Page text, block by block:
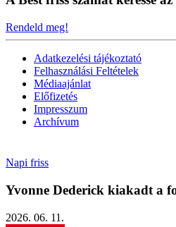
Rendeld meg!
Adatkezelési tájékoztató
Felhasználási Feltételek
Médiaajánlat
Előfizetés
Impresszum
Archívum
Napi friss
Yvonne Dederick kiakadt a
2026. 06. 11.